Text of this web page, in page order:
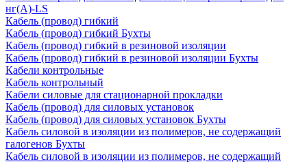
нг(А)-LS
Кабель (провод) гибкий
Кабель (провод) гибкий Бухты
Кабель (провод) гибкий в резиновой изоляции
Кабель (провод) гибкий в резиновой изоляции Бухты
Кабели контрольные
Кабель контрольный
Кабели силовые для стационарной прокладки
Кабель (провод) для силовых установок
Кабель (провод) для силовых установок Бухты
Кабель силовой в изоляции из полимеров, не содержащий
галогенов Бухты
Кабель силовой в изоляции из полимеров, не содержащий